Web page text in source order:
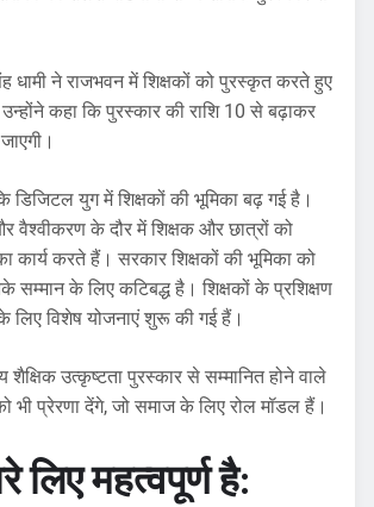
धामी ने राजभवन में शिक्षकों को पुरस्कृत करते हुए
कहा कि पुरस्कार की राशि 10 से बढ़ाकर
डिजिटल युग में शिक्षकों की भूमिका बढ़ गई है।
वैश्वीकरण के दौर में शिक्षक और छात्रों को
कार्य करते हैं। सरकार शिक्षकों की भूमिका को
के लिए कटिबद्ध है। शिक्षकों के प्रशिक्षण
लिए विशेष योजनाएं शुरू की गई हैं।
शैक्षिक उत्कृष्टता पुरस्कार से सम्मानित होने वाले
भी प्रेरणा देंगे, जो समाज के लिए रोल मॉडल हैं।
लिए महत्वपूर्ण है: